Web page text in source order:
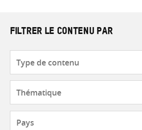
FILTRER LE CONTENU PAR
contenu